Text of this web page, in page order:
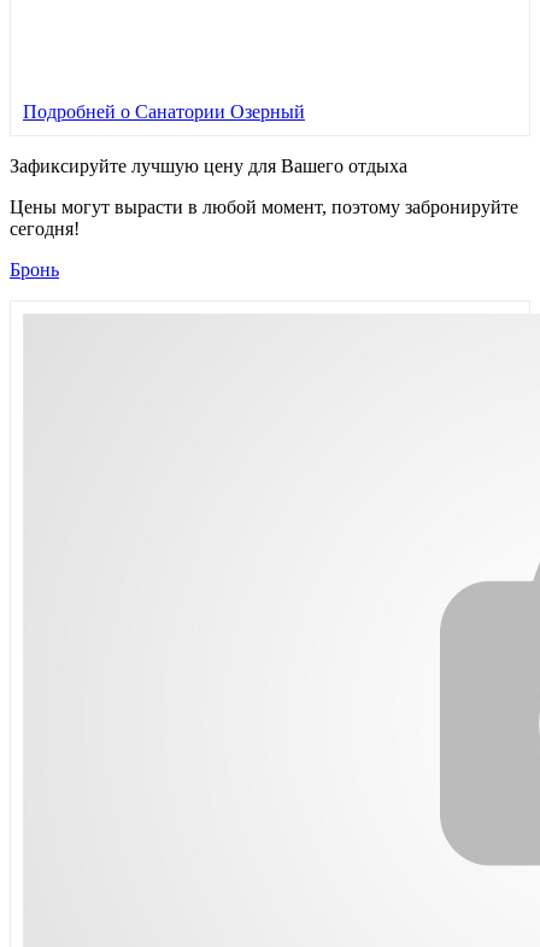
Подробней о Санатории Озерный
Зафиксируйте лучшую цену для Вашего отдыха
Цены могут вырасти в любой момент, поэтому забронируйте
сегодня!
Бронь